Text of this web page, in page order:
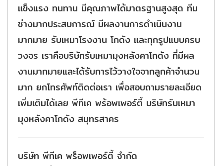
แข็งแรง ทนทาน มีคุณภาพได้มาตรฐานสูงสุด ทีม
ช่างมากประสบการณ์ มีผลงานการดำเนินงาน
มากมาย รับเหมาโรงงาน โกดัง และทุกรูปแบบครบ
วงจร เราคือบริษัทรับเหมามุงหลังคาโกดัง ที่มีผล
งานมากมายและได้รับการไว้วางใจจากลูกค้าจำนวน
มาก ยกโทรศัพท์ติดต่อเรา เพื่อสอบถามรายละเอียด
เพิ่มเติมได้เลย พีทีเค พร้อพเพอร์ตี้ บริษัทรับเหมา
มุงหลังคาโกดัง สมุทรสาคร
บริษัท พีทีเค พร็อพเพอร์ตี้ จำกัด